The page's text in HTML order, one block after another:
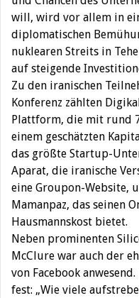
will, wird vor allem in
diplomatischen
nuklearen Streits in
auf steigende
Zu den iranischen
Konferenz zählten
Plattform, die mit rund
einem geschätzten
das größte Startup-
Aparat, die iranische
eine Groupon-Website,
Mamanpaz, das seinen
Hausmannskost bietet.
Neben prominenten
McClure war auch der
von Facebook
fest: „Wie viele